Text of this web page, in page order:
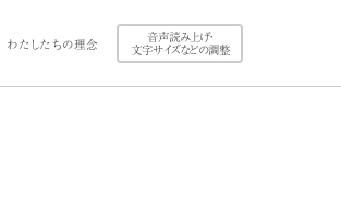
わたしたちの理念
音声読み上げ・
文字サイズなどの調整